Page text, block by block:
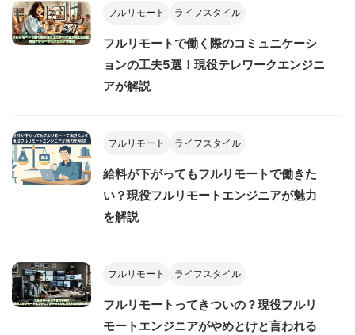
フルリモート ライフスタイル
フルリモートで働く際のコミュニケーシ
ョンの工夫5選！現役テレワークエンジニ
アが解説
フルリモート ライフスタイル
給料が下がってもフルリモートで働きた
い？現役フルリモートエンジニアが魅力
を解説
フルリモート ライフスタイル
フルリモートってきついの？現役フルリ
モートエンジニアがやめとけと言われる